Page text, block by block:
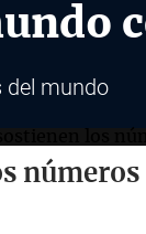
del mundo
números